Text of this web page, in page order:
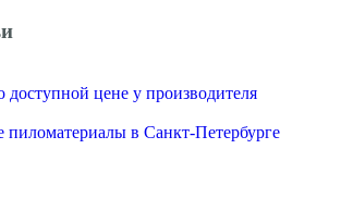
цене у производителя
в Санкт-Петербурге